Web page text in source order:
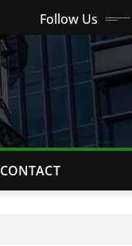
Follow Us
CONTACT